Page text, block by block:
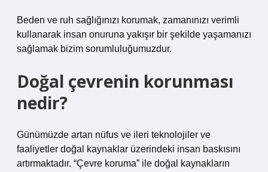
Beden ve ruh sağlığınızı korumak, zamanınızı verimli
kullanarak insan onuruna yakışır bir şekilde yaşamanızı
sağlamak bizim sorumluluğumuzdur.
Doğal çevrenin korunması
nedir?
Günümüzde artan nüfus ve ileri teknolojiler ve
faaliyetler doğal kaynaklar üzerindeki insan baskısını
artırmaktadır. “Çevre koruma” ile doğal kaynakların